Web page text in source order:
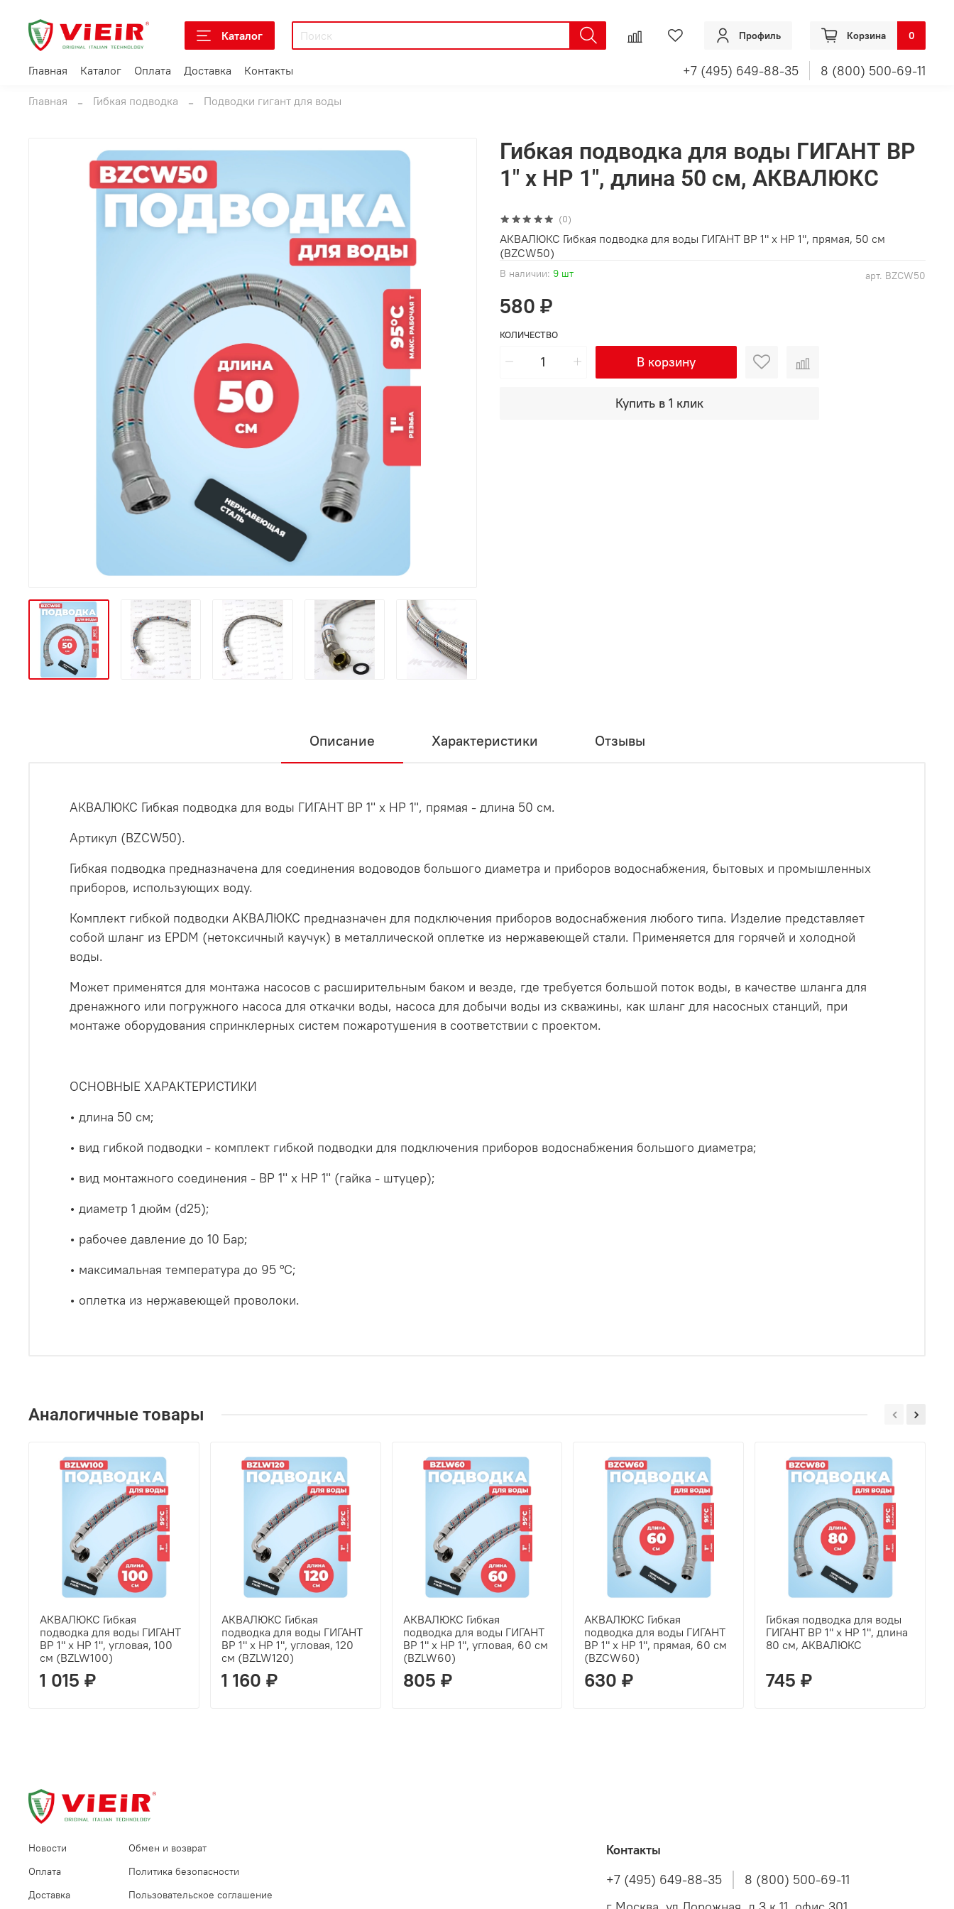
Каталог Профиль Корзина 0
Главная Каталог Оплата Доставка Контакты +7 (495) 649-88-35 8 (800) 500-69-11
Главная Гибкая подводка Подводки гигант для воды
(0)
арт. BZCW50
В наличии: 9 шт
Гибкая подводка для воды ГИГАНТ ВР
1" х НР 1", длина 50 см, АКВАЛЮКС
580 ₽
КОЛИЧЕСТВО
В корзину
Купить в 1 клик
АКВАЛЮКС Гибкая подводка для воды ГИГАНТ ВР 1" х НР 1", прямая, 50 см
(BZCW50)
Описание Характеристики Отзывы
АКВАЛЮКС Гибкая подводка для воды ГИГАНТ ВР 1" х HР 1", прямая - длина 50 см.
Артикул (BZCW50).
Гибкая подводка предназначена для соединения водоводов большого диаметра и приборов водоснабжения, бытовых и промышленных
приборов, использующих воду.
Комплект гибкой подводки АКВАЛЮКС предназначен для подключения приборов водоснабжения любого типа. Изделие представляет
собой шланг из EPDM (нетоксичный каучук) в металлической оплетке из нержавеющей стали. Применяется для горячей и холодной
воды.
Может применятся для монтажа насосов с расширительным баком и везде, где требуется большой поток воды, в качестве шланга для
дренажного или погружного насоса для откачки воды, насоса для добычи воды из скважины, как шланг для насосных станций, при
монтаже оборудования спринклерных систем пожаротушения в соответствии с проектом.
ОСНОВНЫЕ ХАРАКТЕРИСТИКИ
• длина 50 см;
• вид гибкой подводки - комплект гибкой подводки для подключения приборов водоснабжения большого диаметра;
• вид монтажного соединения - ВР 1" х НР 1" (гайка - штуцер);
• диаметр 1 дюйм (d25);
• рабочее давление до 10 Бар;
• максимальная температура до 95 °С;
• оплетка из нержавеющей проволоки.
Аналогичные товары
АКВАЛЮКС Гибкая
подводка для воды ГИГАНТ
ВР 1" х НР 1", угловая, 100
см (BZLW100)
1 015 ₽
АКВАЛЮКС Гибкая
подводка для воды ГИГАНТ
ВР 1" х НР 1", угловая, 120
см (BZLW120)
1 160 ₽
АКВАЛЮКС Гибкая
подводка для воды ГИГАНТ
ВР 1" х НР 1", угловая, 60 см
(BZLW60)
805 ₽
АКВАЛЮКС Гибкая
подводка для воды ГИГАНТ
ВР 1" х НР 1", прямая, 60 см
(BZCW60)
630 ₽
Гибкая подводка для воды
ГИГАНТ ВР 1" х НР 1", длина
80 см, АКВАЛЮКС
745 ₽
Новости
Оплата
Доставка
Обмен и возврат
Политика безопасности
Пользовательское соглашение
Контакты
+7 (495) 649-88-35
8 (800) 500-69-11